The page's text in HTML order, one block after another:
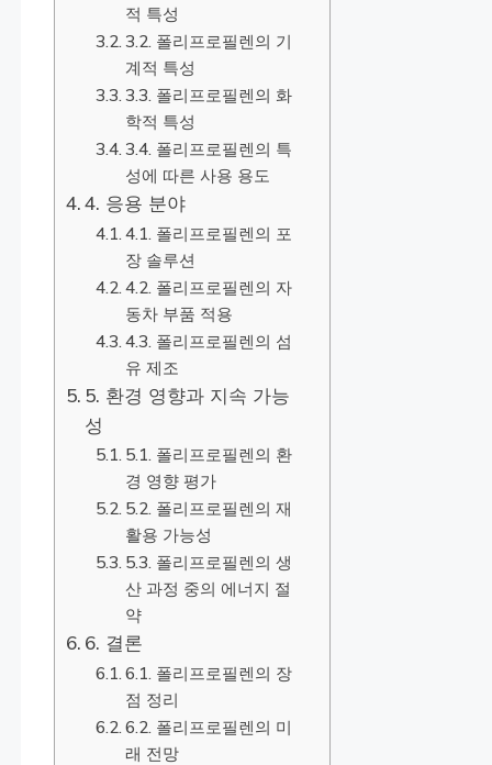
적 특성
3.2. 폴리프로필렌의 기
계적 특성
3.3. 폴리프로필렌의 화
학적 특성
3.4. 폴리프로필렌의 특
성에 따른 사용 용도
4. 응용 분야
4.1. 폴리프로필렌의 포
장 솔루션
4.2. 폴리프로필렌의 자
동차 부품 적용
4.3. 폴리프로필렌의 섬
유 제조
5. 환경 영향과 지속 가능
성
5.1. 폴리프로필렌의 환
경 영향 평가
5.2. 폴리프로필렌의 재
활용 가능성
5.3. 폴리프로필렌의 생
산 과정 중의 에너지 절
약
6. 결론
6.1. 폴리프로필렌의 장
점 정리
6.2. 폴리프로필렌의 미
래 전망